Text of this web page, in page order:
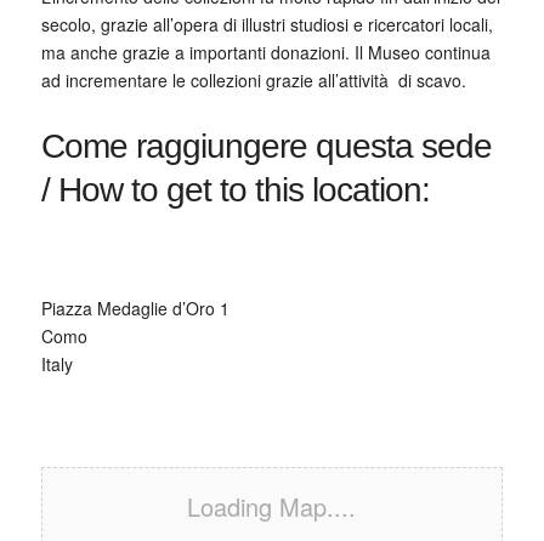
secolo, grazie all’opera di illustri studiosi e ricercatori locali,
ma anche grazie a importanti donazioni. Il Museo continua
ad incrementare le collezioni grazie all’attività di scavo.
Come raggiungere questa sede
/ How to get to this location:
Piazza Medaglie d’Oro 1
Como
Italy
Loading Map....